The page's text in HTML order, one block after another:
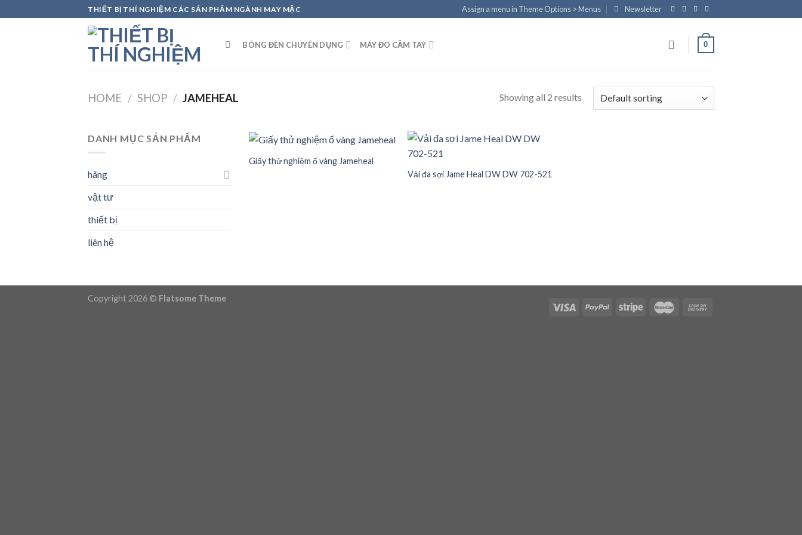
to
THIẾT BỊ THÍ NGHIỆM CÁC SẢN PHẨM NGÀNH MAY MẶC Assign a menu in Theme Options > Menus Newsletter
BÓNG ĐÈN CHUYÊN DỤNG MÁY ĐO CẦM TAY 0
HOME / SHOP / JAMEHEAL Showing all 2 results
DANH MỤC SẢN PHẨM
hãng
vật tư
thiết bị
liên hệ
Giấy thử nghiệm ố vàng Jameheal
Vải đa sợi Jame Heal DW DW 702-521
Copyright 2026 © Flatsome Theme